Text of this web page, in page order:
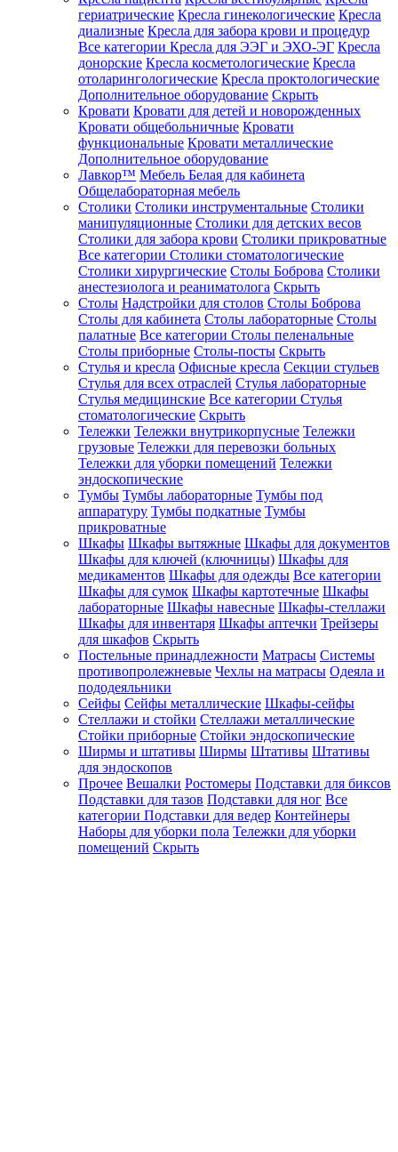
гериатрические Кресла гинекологические Кресла
диализные Кресла для забора крови и процедур
Все категории Кресла для ЭЭГ и ЭХО-ЭГ Кресла
донорские Кресла косметологические Кресла
отоларингологические Кресла проктологические
Дополнительное оборудование Скрыть
Кровати Кровати для детей и новорожденных
Кровати общебольничные Кровати
функциональные Кровати металлические
Дополнительное оборудование
Лавкор™ Мебель Белая для кабинета
Общелабораторная мебель
Столики Столики инструментальные Столики
манипуляционные Столики для детских весов
Столики для забора крови Столики прикроватные
Все категории Столики стоматологические
Столики хирургические Столы Боброва Столики
анестезиолога и реаниматолога Скрыть
Столы Надстройки для столов Столы Боброва
Столы для кабинета Столы лабораторные Столы
палатные Все категории Столы пеленальные
Столы приборные Столы-посты Скрыть
Стулья и кресла Офисные кресла Секции стульев
Стулья для всех отраслей Стулья лабораторные
Стулья медицинские Все категории Стулья
стоматологические Скрыть
Тележки Тележки внутрикорпусные Тележки
грузовые Тележки для перевозки больных
Тележки для уборки помещений Тележки
эндоскопические
Тумбы Тумбы лабораторные Тумбы под
аппаратуру Тумбы подкатные Тумбы
прикроватные
Шкафы Шкафы вытяжные Шкафы для документов
Шкафы для ключей (ключницы) Шкафы для
медикаментов Шкафы для одежды Все категории
Шкафы для сумок Шкафы картотечные Шкафы
лабораторные Шкафы навесные Шкафы-стеллажи
Шкафы для инвентаря Шкафы аптечки Трейзеры
для шкафов Скрыть
Постельные принадлежности Матрасы Системы
противопролежневые Чехлы на матрасы Одеяла и
пододеяльники
Сейфы Сейфы металлические Шкафы-сейфы
Стеллажи и стойки Стеллажи металлические
Стойки приборные Стойки эндоскопические
Ширмы и штативы Ширмы Штативы Штативы
для эндоскопов
Прочее Вешалки Ростомеры Подставки для биксов
Подставки для тазов Подставки для ног Все
категории Подставки для ведер Контейнеры
Наборы для уборки пола Тележки для уборки
помещений Скрыть